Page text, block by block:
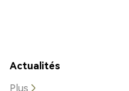
Actualités
Plus